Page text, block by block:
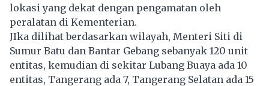
lokasi yang dekat dengan pengamatan oleh
peralatan di Kementerian.
JIka dilihat berdasarkan wilayah, Menteri Siti di
Sumur Batu dan Bantar Gebang sebanyak 120 unit
entitas, kemudian di sekitar Lubang Buaya ada 10
entitas, Tangerang ada 7, Tangerang Selatan ada 15